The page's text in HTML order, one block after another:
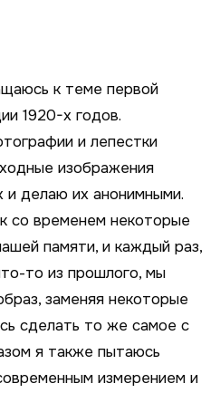
к теме первой
1920-х годов.
и лепестки
изображения
делаю их анонимными.
со временем некоторые
памяти, и каждый раз,
то из прошлого, мы
заменяя некоторые
сделать то же самое с
я также пытаюсь
измерением и